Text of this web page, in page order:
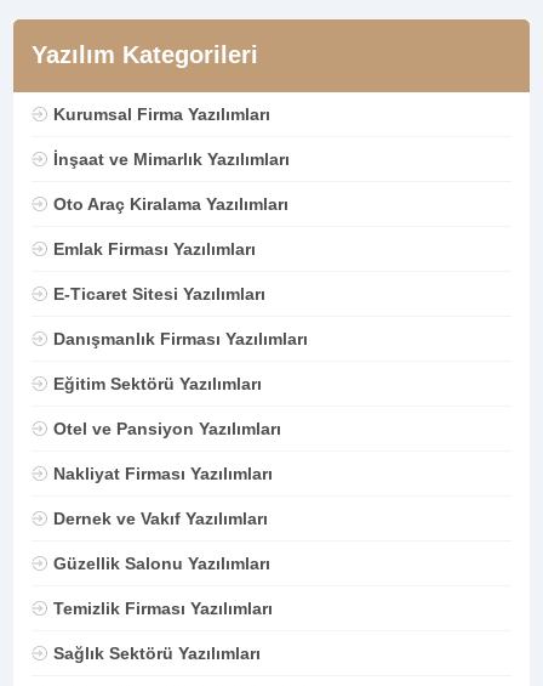
Yazılım Kategorileri
Kurumsal Firma Yazılımları
İnşaat ve Mimarlık Yazılımları
Oto Araç Kiralama Yazılımları
Emlak Firması Yazılımları
E-Ticaret Sitesi Yazılımları
Danışmanlık Firması Yazılımları
Eğitim Sektörü Yazılımları
Otel ve Pansiyon Yazılımları
Nakliyat Firması Yazılımları
Dernek ve Vakıf Yazılımları
Güzellik Salonu Yazılımları
Temizlik Firması Yazılımları
Sağlık Sektörü Yazılımları